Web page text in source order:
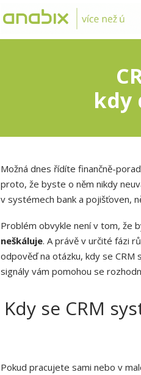
kdy
Možná dnes řídíte finančně-
proto, že byste o něm nikdy
v systémech bank a pojišťoven,
Problém obvykle není v tom, že
neškáluje. A právě v určité fázi
odpověď na otázku, kdy se
signály vám pomohou se
Kdy se CRM
Pokud pracujete sami nebo v